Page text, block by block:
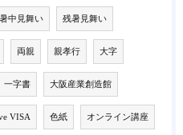
暑中見舞い 残暑見舞い
両親 親孝行 大字
一字書 大阪産業創造館
VISA 色紙 オンライン講座